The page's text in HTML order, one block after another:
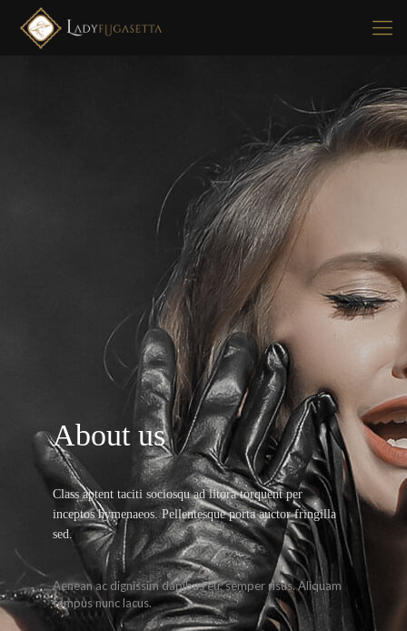
About us
Class aptent taciti sociosqu ad litora torquent per
inceptos hymenaeos. Pellentesque porta auctor fringilla
sed.
Aenean ac dignissim dapibus eu, semper risus. Aliquam
tempus nunc lacus.